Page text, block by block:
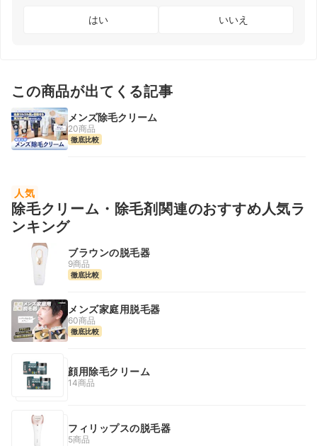
はい いいえ
この商品が出てくる記事
メンズ除毛クリーム
20商品
徹底比較
人気
除毛クリーム・除毛剤関連のおすすめ人気ラ
ンキング
ブラウンの脱毛器
9商品
徹底比較
メンズ家庭用脱毛器
60商品
徹底比較
顔用除毛クリーム
14商品
フィリップスの脱毛器
5商品